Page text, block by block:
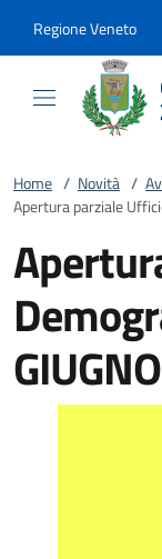
Regione Veneto
Home / Novità /
Apertura parziale
GIUGNO